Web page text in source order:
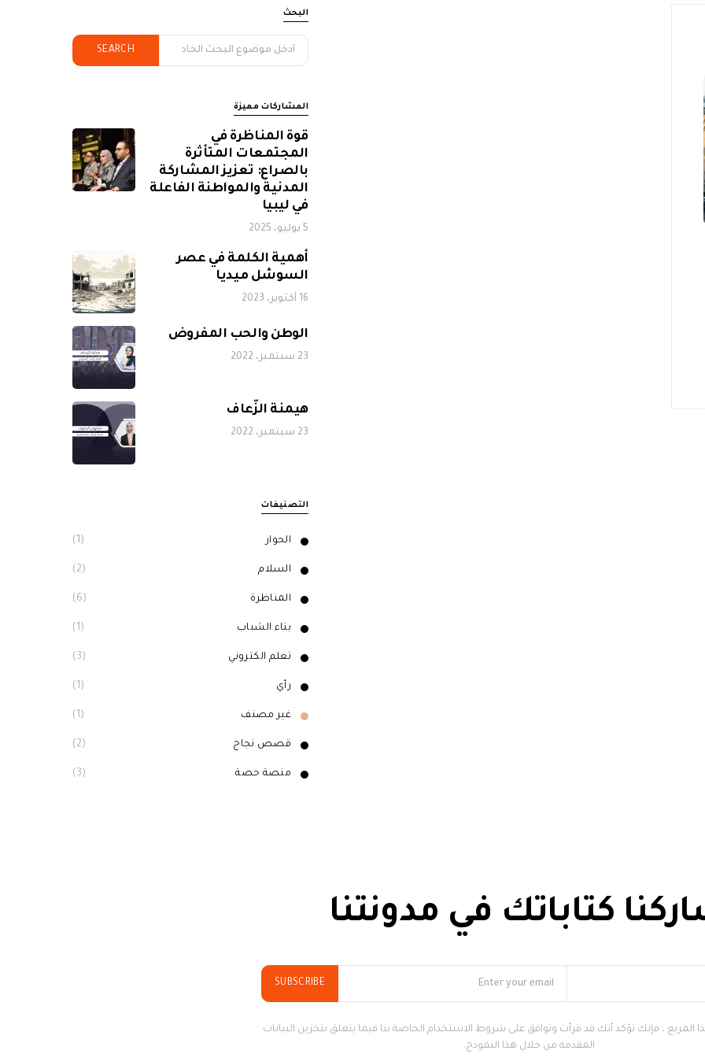
البحث
SEARCH
المشاركات مميزة
قوة المناظرة في
المجتمعات المتأثرة
بالصراع: تعزيز المشاركة
المدنية والمواطنة الفاعلة
في ليبيا
5 يوليو، 2025
أهمية الكلمة في عصر
السوشل ميديا
16 أكتوبر، 2023
الوطن والحب المفروض
23 سبتمبر، 2022
هيمنة الزّعاف
23 سبتمبر، 2022
التصنيفات
الحوار (1)
السلام (2)
المناظرة (6)
بناء الشباب (1)
تعلم الكتروني (3)
رأي (1)
غير مصنف (1)
قصص نجاح (2)
منصة حصة (3)
كتاباتك في مدونتنا
SUBSCRIBE
المربع ، فإنك تؤكد أنك قد قرأت وتوافق على شروط الاستخدام الخاصة بنا فيما يتعلق بتخزين البيانات
المقدمة من خلال هذا النموذج.